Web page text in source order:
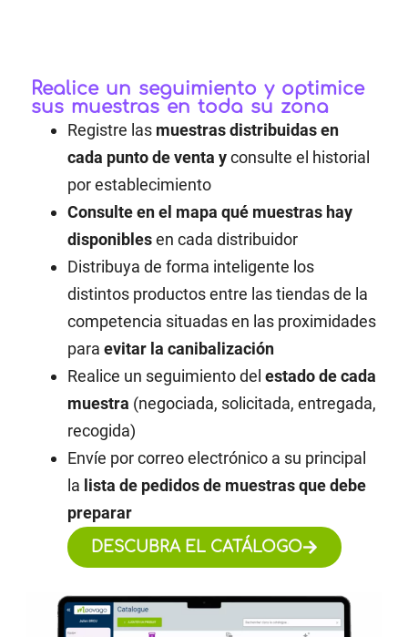
Realice un seguimiento y optimice
sus muestras en toda su zona
Registre las muestras distribuidas en
cada punto de venta yconsulte el historial
por establecimiento
Consulte en el mapa qué muestras hay
disponiblesen cada distribuidor
Distribuya de forma inteligente los
distintos productos entre las tiendas de la
competencia situadas en las proximidades
paraevitar la canibalización
Realice un seguimiento delestado de cada
muestra (negociada, solicitada, entregada,
recogida)
Envíe por correo electrónico a su principal
la lista de pedidos de muestras que debe
preparar
DESCUBRA EL CATÁLOGO